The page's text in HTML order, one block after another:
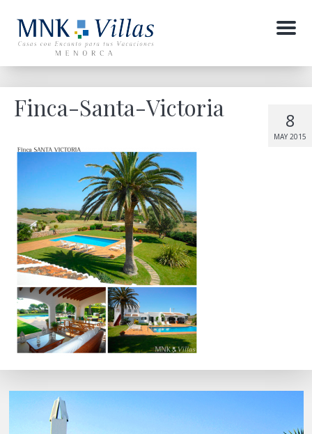
Menu
8
MAY 2015
Finca-Santa-Victoria